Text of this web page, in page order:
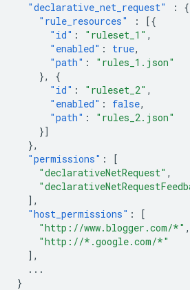
"declarative_net_request" :
{
"rule_resources"
:
[{
"id" : "ruleset_1" ,
"enabled" : true,
"path" :
"rules_1.json"
},
{
"id" : "ruleset_2" ,
"enabled" : false,
"path" :
"rules_2.json"
}]
},
"permissions" :
[
"declarativeNetRequest" ,
],
"host_permissions" :
[
"http://www.blogger.com/*" ,
"http://*.google.com/*"
],
...
}